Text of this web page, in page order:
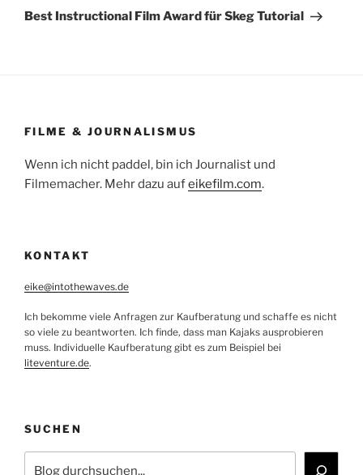
Beitrag
Best Instructional Film Award für Skeg Tutorial
FILME & JOURNALISMUS
Wenn ich nicht paddel, bin ich Journalist und
Filmemacher. Mehr dazu aufeikefilm.com.
KONTAKT
eike@intothewaves.de
Ich bekomme viele Anfragen zur Kaufberatung und schaffe es nicht
so viele zu beantworten. Ich finde, dass man Kajaks ausprobieren
muss. Individuelle Kaufberatung gibt es zum Beispiel bei
liteventure.de.
SUCHEN